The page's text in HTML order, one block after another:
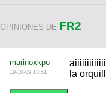
OPINIONES DE FR2
marinoxkpo
19-10-09 13:51
la